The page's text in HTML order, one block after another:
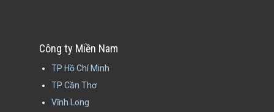
Công ty Miền Nam
TP Hồ Chí Minh
TP Cần Thơ
Vĩnh Long